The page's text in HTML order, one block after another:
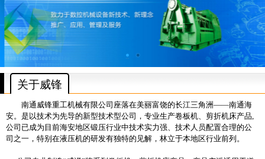
关于威锋
南通威锋重工机械有限公司座落在美丽富饶的长江三角洲——南通海
安。是以技术为先导的新型技术型公司，专业生产卷板机、剪折机床产品,
公司已成为目前海安地区锻压行业中技术实力强、技术人员配置合理的公
司之一，特别在液压机的研发有独特的见解，林立于本地区行业前列。